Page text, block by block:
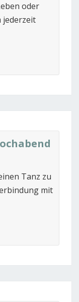
oder
jederzeit
Tanz zu
mit